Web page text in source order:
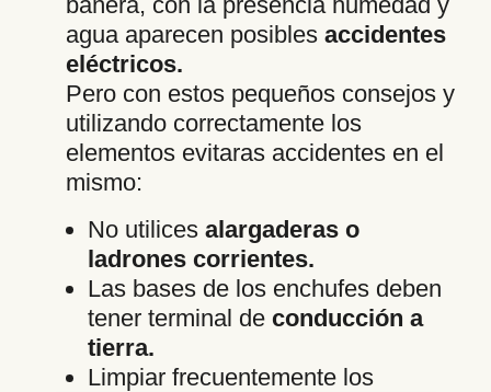
agua aparecen posibles accidentes
eléctricos.
Pero con estos pequeños consejos y
utilizando correctamente los
elementos evitaras accidentes en el
mismo:
No utilices alargaderas o
ladrones corrientes.
Las bases de los enchufes deben
tener terminal de conducción a
tierra.
Limpiar frecuentemente los